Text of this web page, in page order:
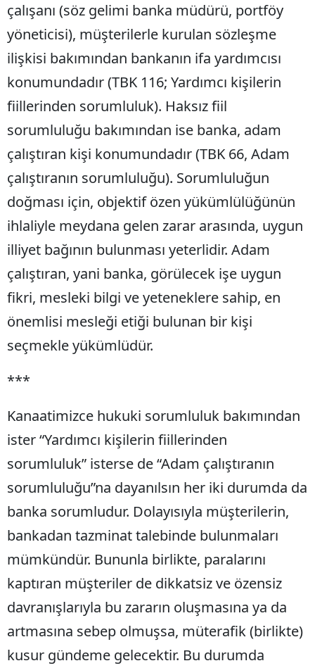
çalışanı (söz gelimi banka müdürü, portföy
yöneticisi), müşterilerle kurulan sözleşme
ilişkisi bakımından bankanın ifa yardımcısı
konumundadır (TBK 116; Yardımcı kişilerin
fiillerinden sorumluluk). Haksız fiil
sorumluluğu bakımından ise banka, adam
çalıştıran kişi konumundadır (TBK 66, Adam
çalıştıranın sorumluluğu). Sorumluluğun
doğması için, objektif özen yükümlülüğünün
ihlaliyle meydana gelen zarar arasında, uygun
illiyet bağının bulunması yeterlidir. Adam
çalıştıran, yani banka, görülecek işe uygun
fikri, mesleki bilgi ve yeteneklere sahip, en
önemlisi mesleği etiği bulunan bir kişi
seçmekle yükümlüdür.
***
Kanaatimizce hukuki sorumluluk bakımından
ister “Yardımcı kişilerin fiillerinden
sorumluluk” isterse de “Adam çalıştıranın
sorumluluğu”na dayanılsın her iki durumda da
banka sorumludur. Dolayısıyla müşterilerin,
bankadan tazminat talebinde bulunmaları
mümkündür. Bununla birlikte, paralarını
kaptıran müşteriler de dikkatsiz ve özensiz
davranışlarıyla bu zararın oluşmasına ya da
artmasına sebep olmuşsa, müterafik (birlikte)
kusur gündeme gelecektir. Bu durumda